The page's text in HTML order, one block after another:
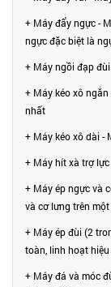
+ Máy đẩy ngực -
ngực đặc biệt là
+ Máy ngồi đạp
+ Máy kéo xô
nhất
+ Máy kéo xô dài -
+ Máy hít xà trợ
+ Máy ép ngực và
và cơ lưng trên
+ Máy ép đùi (2
toàn, linh hoạt
+ Máy đá và móc